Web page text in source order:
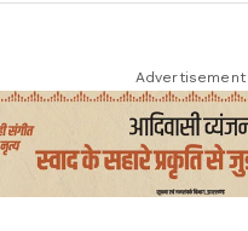
Advertisement